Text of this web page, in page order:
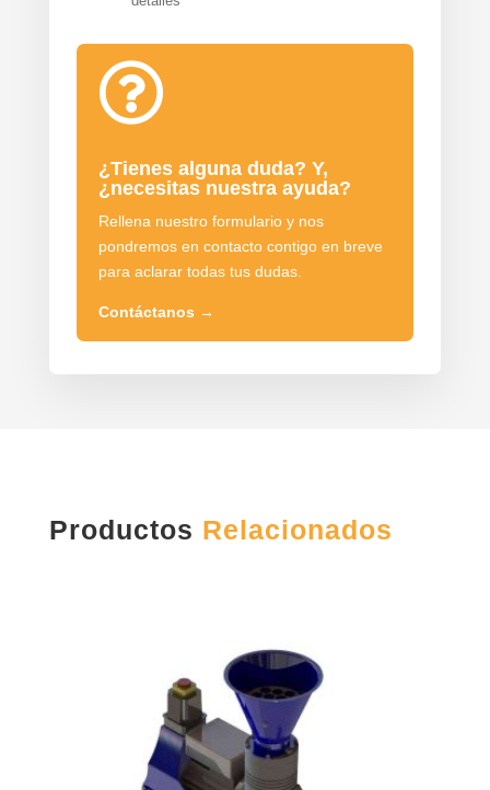

¿Tienes alguna duda? Y,
¿necesitas nuestra ayuda?
Rellena nuestro formulario y nos
pondremos en contacto contigo en breve
para aclarar todas tus dudas.
Contáctanos →
Productos Relacionados